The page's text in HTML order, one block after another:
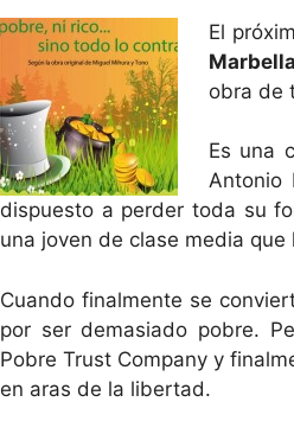
El
Marbella
obra de
Es una
Antonio
dispuesto a perder toda su
una joven de clase media
Cuando finalmente se
por ser demasiado pobre.
Pobre Trust Company y
en aras de la libertad.